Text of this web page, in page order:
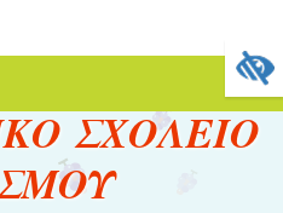
ΣΧΟΛΕΙΟ